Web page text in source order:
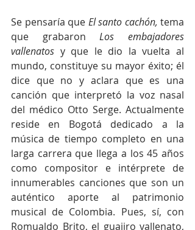
Se pensaría que El santo cachón, tema
que grabaron Los embajadores
vallenatos y que le dio la vuelta al
mundo, constituye su mayor éxito; él
dice que no y aclara que es una
canción que interpretó la voz nasal
del médico Otto Serge. Actualmente
reside en Bogotá dedicado a la
música de tiempo completo en una
larga carrera que llega a los 45 años
como compositor e intérprete de
innumerables canciones que son un
auténtico aporte al patrimonio
musical de Colombia. Pues, sí, con
Romualdo Brito, el guajiro vallenato,